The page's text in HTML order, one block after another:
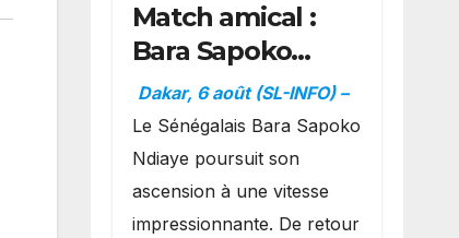
Match amical :
Bara Sapoko
Ndiaye
impressionne et
confirme son
potentiel avec le
Bayern Munich
Dakar, 6 août (SL-INFO) –
Le Sénégalais Bara Sapoko
Ndiaye poursuit son
ascension à une vitesse
impressionnante. De retour